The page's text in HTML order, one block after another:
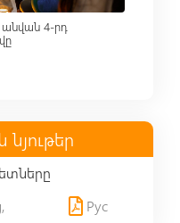
4-րդ
նյութեր
Рус